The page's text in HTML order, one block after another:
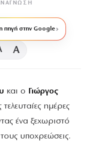
πηγή στην Google
A
και ο Γιώργος
ημέρες
ένα ξεχωριστό
υποχρεώσεις.